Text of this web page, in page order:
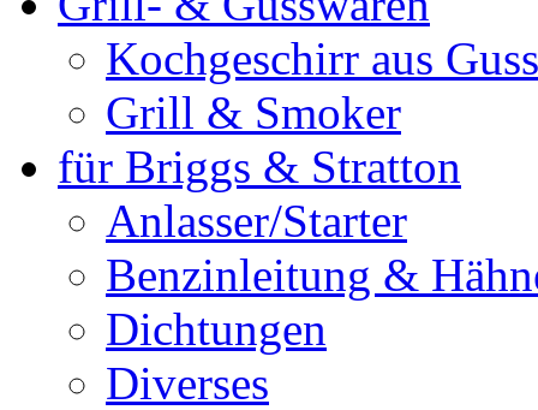
Kochgeschirr aus
Grill & Smoker
für Briggs & Stratton
Anlasser/Starter
Benzinleitung &
Dichtungen
Diverses